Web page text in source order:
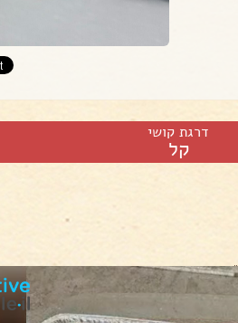
דרגת קושי
קל